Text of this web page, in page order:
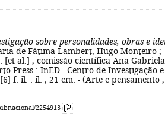
sobre personalidades, obras e
de Fátima Lambert, Hugo Monteiro ;
al.] ; comissão científica Ana Gabriela
Press : InED - Centro de Investigação e
f. il. : il. ; 21 cm. - (Arte e pensamento
2254913